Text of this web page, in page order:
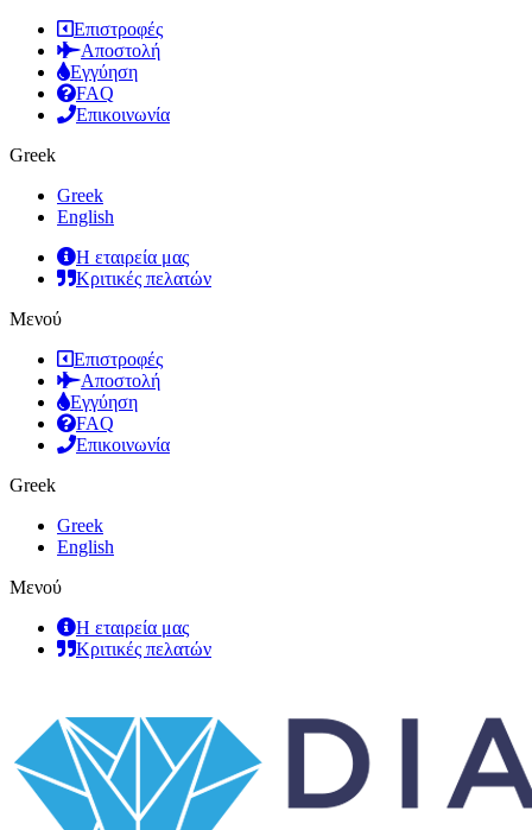
Επιστροφές
Αποστολή
Εγγύηση
FAQ
Επικοινωνία
Greek
Greek
English
Η εταιρεία μας
Κριτικές πελατών
Μενού
Επιστροφές
Αποστολή
Εγγύηση
FAQ
Επικοινωνία
Greek
Greek
English
Μενού
Η εταιρεία μας
Κριτικές πελατών